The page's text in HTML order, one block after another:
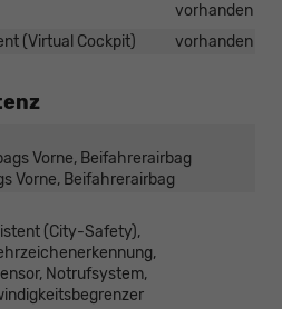
vorhanden
(Virtual Cockpit)
vorhanden
Vorne, Beifahrerairbag
Vorne, Beifahrerairbag
(City-Safety),
Notrufsystem,